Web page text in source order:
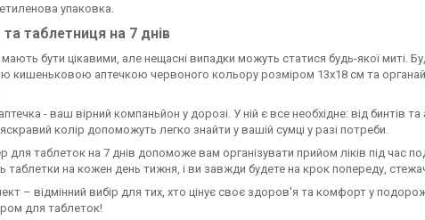
упаковка.
таблетниця на 7 днів
бути цікавими, але нещасні випадки можуть статися будь-якої миті.
кишеньковою аптечкою червоного кольору розміром 13х18 см та
- ваш вірний компаньйон у дорозі. У ній є все необхідне: від бинтів та
колір допоможуть легко знайти у вашій сумці у разі потреби.
для таблеток на 7 днів допоможе вам організувати прийом ліків під час
таблетки на кожен день тижня, і ви завжди будете на крок попереду,
– відмінний вибір для тих, хто цінує своє здоров'я та комфорт у
для таблеток!